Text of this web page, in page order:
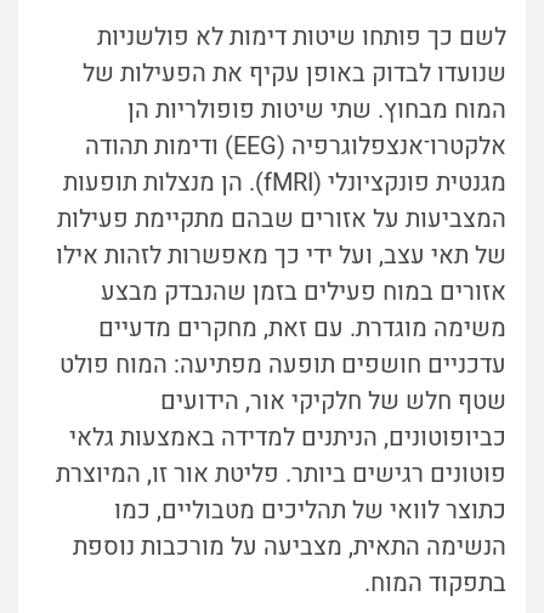
לשם כך פותחו שיטות דימות לא פולשניות
שנועדו לבדוק באופן עקיף את הפעילות של
המוח מבחוץ. שתי שיטות פופולריות הן
אלקטרו־
אנצפלוגרפיה (EEG) ודימות תהודה
מגנטית פונקציונלי (fMRI). הן מנצלות תופעות
המצביעות על אזורים שבהם מתקיימת פעילות
של תאי עצב, ועל ידי כך מאפשרות לזהות אילו
אזורים במוח פעילים בזמן שהנבדק מבצע
משימה מוגדרת. עם זאת, מחקרים מדעיים
עדכניים חושפים תופעה מפתיעה: המוח פולט
שטף חלש של חלקיקי אור, הידועים
כביופוטונים, הניתנים למדידה באמצעות גלאי
פוטונים רגישים ביותר. פליטת אור זו, המיוצרת
כתוצר לוואי של תהליכים מטבוליים, כמו
הנשימה התאית, מצביעה על מורכבות נוספת
בתפקוד המוח.